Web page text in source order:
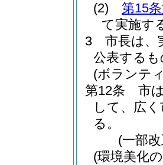
(2)
第15
て実施す
3
市長は、
公表する
(ボランテ
第12条
市
して、広
る。
(一部
(環境美化